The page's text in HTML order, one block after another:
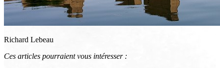
Richard Lebeau
Ces articles pourraient vous intéresser :